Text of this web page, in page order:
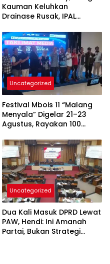
Kauman Keluhkan
Drainase Rusak, IPAL
Uncategorized
Festival Mbois 11 “Malang
Menyala” Digelar 21–23
Agustus, Rayakan 100
dan Status UNESCO
Uncategorized
Dua Kali Masuk DPRD Lewat
PAW, Hendi: Ini Amanah
Partai, Bukan Strategi